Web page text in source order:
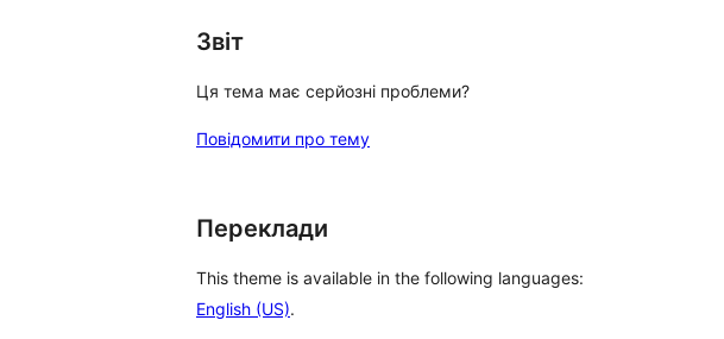
Звіт
Ця тема має серйозні проблеми?
Повідомити про тему
Переклади
This theme is available in the following languages:
English (US).